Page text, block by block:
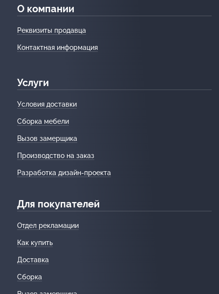
О компании
Реквизиты продавца
Контактная информация
Услуги
Условия доставки
Сборка мебели
Вызов замерщика
Производство на заказ
Разработка дизайн-проекта
Для покупателей
Отдел рекламации
Как купить
Доставка
Сборка